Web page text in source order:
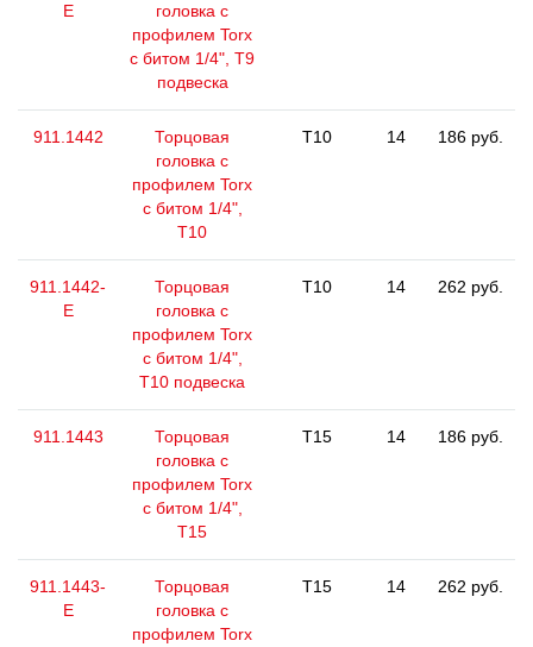
E
головка с
профилем Torx
с битом 1/4", T9
подвеска
911.1442
Торцовая
головка с
профилем Torx
с битом 1/4",
T10
T10 14 186 руб.
911.1442-
E
Торцовая
головка с
профилем Torx
с битом 1/4",
T10 подвеска
T10 14 262 руб.
911.1443
Торцовая
головка с
профилем Torx
с битом 1/4",
T15
T15 14 186 руб.
911.1443-
E
Торцовая
головка с
профилем Torx
T15 14 262 руб.